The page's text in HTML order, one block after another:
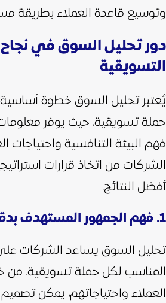
وتوسيع قاعدة العملاء بطريقة
دور تحليل السوق في نجاح
التسويقية
يُعتبر تحليل السوق خطوة
حملة تسويقية، حيث يوفر
فهم البيئة التنافسية واحتياجات
الشركات من اتخاذ قرارات
أفضل النتائج.
1. فهم الجمهور المستهدف بدقة
تحليل السوق يساعد الشركات
المناسب لكل حملة تسويقية.
العملاء واحتياجاتهم، يمكن